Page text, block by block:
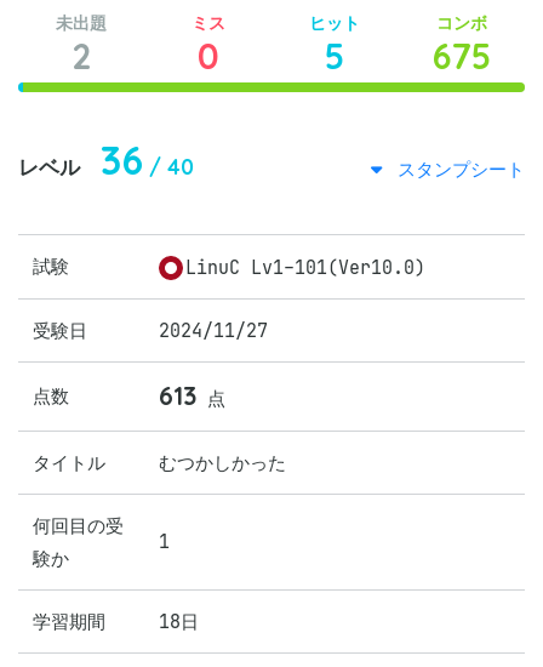
未出題
2
ミス
0
ヒット
5
コンボ
675
レベル 36 / 40 スタンプシート
試験 LinuC Lv1-101(Ver10.0)
受験日 2024/11/27
点数 613 点
タイトル むつかしかった
何回目の受
験か
1
学習期間 18日